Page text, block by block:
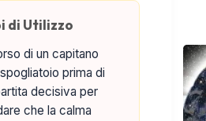
di Utilizzo
di un capitano
prima di
decisiva per
che la calma